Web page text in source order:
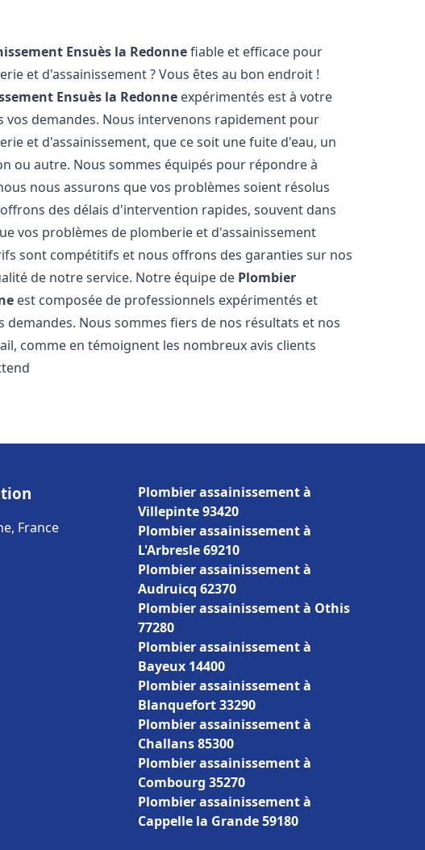
Ensuès la Redonnefiable et efficace pour
et d'assainissement ? Vous êtes au bon endroit !
Ensuès la Redonne expérimentés est à votre
demandes. Nous intervenons rapidement pour
et d'assainissement, que ce soit une fuite d'eau, un
ou autre. Nous sommes équipés pour répondre à
nous assurons que vos problèmes soient résolus
des délais d'intervention rapides, souvent dans
vos problèmes de plomberie et d'assainissement
sont compétitifs et nous offrons des garanties sur nos
de notre service. Notre équipe de Plombier
est composée de professionnels expérimentés et
Nous sommes fiers de nos résultats et nos
comme en témoignent les nombreux avis clients
France
Plombier assainissement à
Villepinte 93420
Plombier assainissement à
L'Arbresle 69210
Plombier assainissement à
Audruicq 62370
Plombier assainissement à Othis
77280
Plombier assainissement à
Bayeux 14400
Plombier assainissement à
Blanquefort 33290
Plombier assainissement à
Challans 85300
Plombier assainissement à
Combourg 35270
Plombier assainissement à
Cappelle la Grande 59180